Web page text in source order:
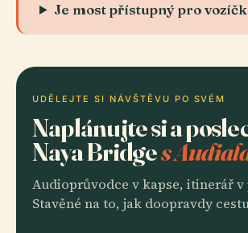
Je most přístupný pro
UDĚLEJTE SI NÁVŠTĚVU PO SVÉM
Naplánujte si a
Naya Bridges
Audioprůvodce v kapse, itinerář v
Stavěné na to, jak doopravdy